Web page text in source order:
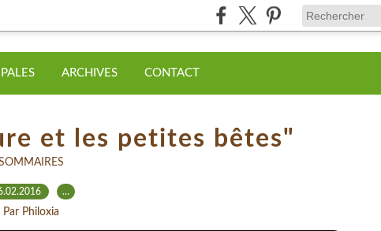
ARCHIVES CONTACT
et les petites bêtes"
…
Par Philoxia